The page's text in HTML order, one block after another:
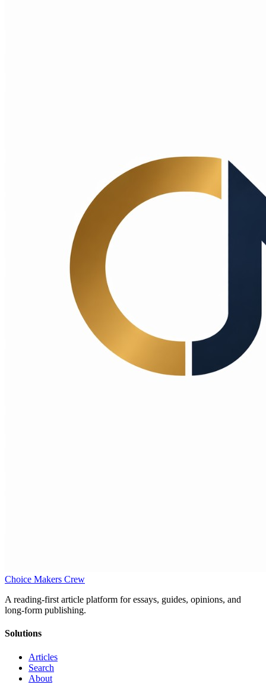
Choice Makers Crew
A reading-first article platform for essays, guides, opinions, and
long-form publishing.
Solutions
Articles
Search
About